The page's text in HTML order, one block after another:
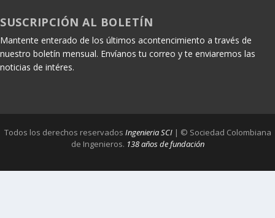
SUSCRIPCIÓN AL BOLETÍN
Mantente enterado de los últimos acontencimiento a través de
nuestro boletín mensual. Envíanos tu correo y te enviaremos las
noticias de intéres.
Todos los derechos reservados Ingenieria SCI | © Sociedad Colombiana
de Ingenieros. 138 años de fundación